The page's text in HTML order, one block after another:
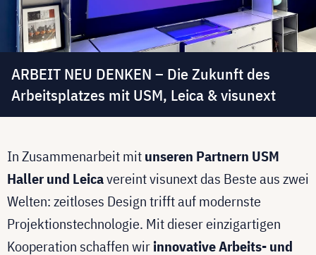
ARBEIT NEU DENKEN – Die Zukunft des
Arbeitsplatzes mit USM, Leica & visunext
In Zusammenarbeit mitunseren Partnern USM
Haller und Leicavereint visunext das Beste aus zwei
Welten: zeitloses Design trifft auf modernste
Projektionstechnologie. Mit dieser einzigartigen
Kooperation schaffen wirinnovative Arbeits- und